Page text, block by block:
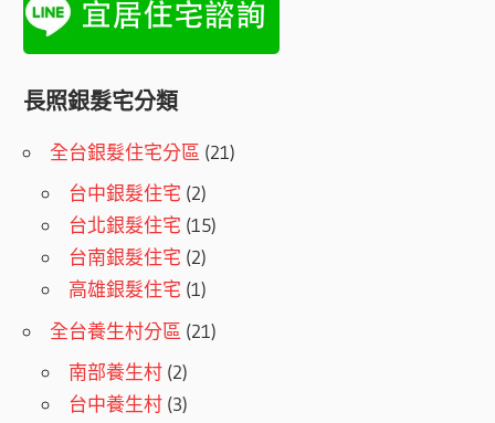
長照銀髮宅分類
全台銀髮住宅分區 (21)
台中銀髮住宅 (2)
台北銀髮住宅 (15)
台南銀髮住宅 (2)
高雄銀髮住宅 (1)
全台養生村分區 (21)
南部養生村 (2)
台中養生村 (3)